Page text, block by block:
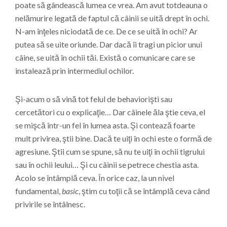
poate să gândească lumea ce vrea. Am avut totdeauna o
nelămurire legată de faptul că câinii se uită drept în ochi.
N-am înţeles niciodată de ce. De ce se uită în ochi? Ar
putea să se uite oriunde. Dar dacă îi tragi un picior unui
câine, se uită în ochii tăi. Există o comunicare care se
instalează prin intermediul ochilor.
Şi-acum o să vină tot felul de behaviorişti sau
cercetători cu o explicaţie… Dar câinele ăla ştie ceva, el
se mişcă într-un fel în lumea asta. Şi contează foarte
mult privirea, ştii bine. Dacă te uiţi în ochi este o formă de
agresiune. Ştii cum se spune, să nu te uiţi în ochii tigrului
sau în ochii leului… Şi cu câinii se petrece chestia asta.
Acolo se întâmplă ceva. În orice caz, la un nivel
fundamental,basic, ştim cu toţii că se întâmplă ceva când
privirile se întâlnesc.